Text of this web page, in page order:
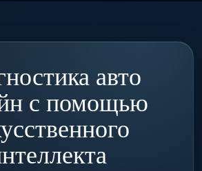
авто
с помощью